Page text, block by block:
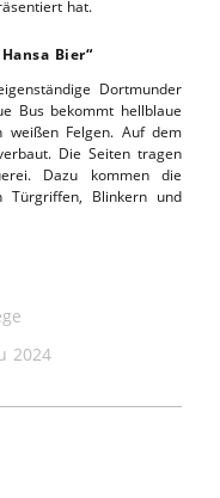
hat.
Bier“
Dortmunder
Bus bekommt hellblaue
weißen Felgen. Auf dem
Die Seiten tragen
Dazu kommen die
Türgriffen, Blinkern und
2024